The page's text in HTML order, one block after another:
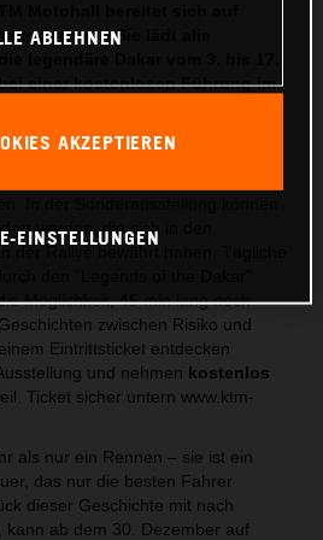
vor! Sie lädt alle
einer kostenlosen Führung im
wird die KTM Motohall zum
werden, die sich in den
Möglichkeit, 45 min lang noch
zwischen Risiko und
Eintrittsticket entdecken
und nehmen kostenlos
Ticket sicher untern www.ktm-
als nur ein Rennen – sie ist ein
das nur die besten Fahrer
dieser Geschichte mit nach
kann ab dem 30. Dezember auf
ABLEHNEN
AKZEPTIEREN
EINSTELLUNGEN